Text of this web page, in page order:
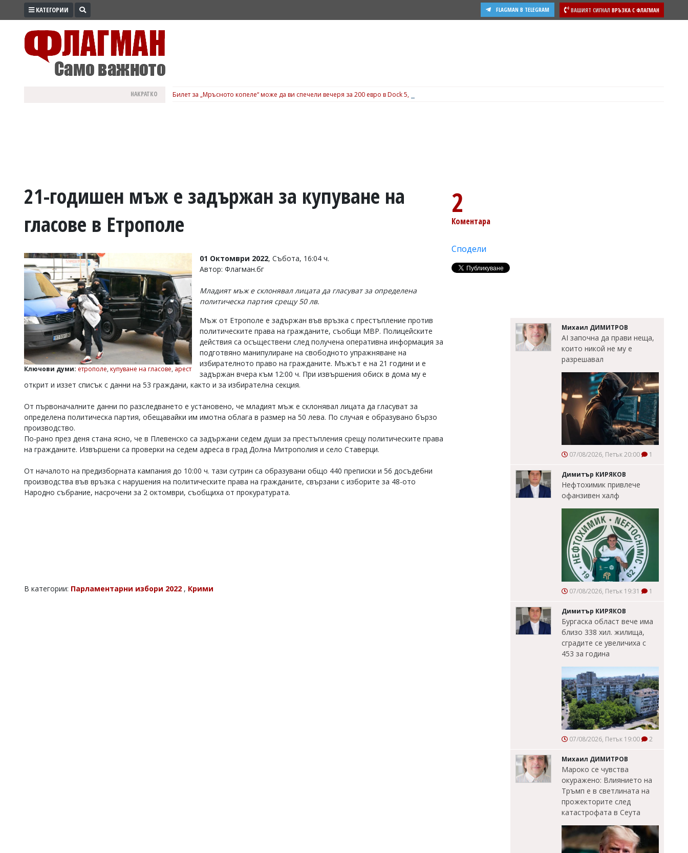
ПРОМО
ВОЙНАТА
УКРАЙНА
РАЗСЛЕДВАНЕ
Управители:
Веселин
Василев,
v.vasilev@flagman.bg
k.kassabova@flagman.bg
Главен
редактор:
Колев,
office@flagman.bg
Коментарите
статиите
КАТЕГОРИИ ВАШИЯТ СИГНАЛ ВРЪЗКА С ФЛАГМАН
FLAGMAN В TELEGRAM
НАКРАТКО Билет за „Мръсното копеле“ може да ви спечели вечеря за 200 евро в Dock 5, вижте подробности
21-годишен мъж е задържан за купуване на
гласове в Етрополе
Ключови думи: етрополе, купуване на гласове, арест
01 Октомври 2022, Събота, 16:04 ч.
Автор: Флагман.бг
Младият мъж е склонявал лицата да гласуват за определена
политическа партия срещу 50 лв.
Мъж от Етрополе е задържан във връзка с престъпление против
политическите права на гражданите, съобщи МВР. Полицейските
действия са осъществени след получена оперативна информация за
подготвяно манипулиране на свободното упражняване на
избирателното право на гражданите. Мъжът е на 21 години и е
задържан вчера към 12:00 ч. При извършения обиск в дома му е
открит и иззет списък с данни на 53 граждани, както и за избирателна секция.
От първоначалните данни по разследването е установено, че младият мъж е склонявал лицата да гласуват за
определена политическа партия, обещавайки им имотна облага в размер на 50 лева. По случая е образувано бързо
производство.
По-рано през деня стана ясно, че в Плевенско са задържани седем души за престъпления срещу политическите права
на гражданите. Извършени са проверки на седем адреса в град Долна Митрополия и село Ставерци.
От началото на предизборната кампания до 10:00 ч. тази сутрин са образувани общо 440 преписки и 56 досъдебни
производства във връзка с нарушения на политическите права на гражданите, свързани с изборите за 48-ото
Народно събрание, насрочени за 2 октомври, съобщиха от прокуратурата.
В категории: Парламентарни избори 2022 , Крими
2
Коментара
Сподели
Михаил ДИМИТРОВ
AI започна да прави неща,
които никой не му е
разрешавал
07/08/2026, Петък 20:00 1
Димитър КИРЯКОВ
Нефтохимик привлече
офанзивен халф
07/08/2026, Петък 19:31 1
Димитър КИРЯКОВ
Бургаска област вече има
близо 338 хил. жилища,
сградите се увеличиха с
453 за година
07/08/2026, Петък 19:00 2
Михаил ДИМИТРОВ
Мароко се чувства
окуражено: Влиянието на
Тръмп е в светлината на
прожекторите след
катастрофата в Сеута